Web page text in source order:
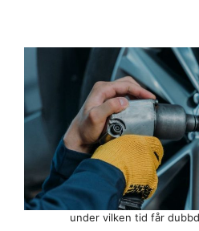
under vilken tid får